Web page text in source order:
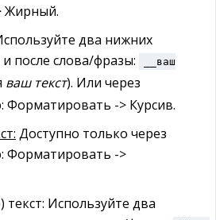
Жирный.
два нижних
после слова/фразы:
__ваш
ваш текст). Или через
Форматировать -> Курсив.
Доступно только через
Форматировать ->
Используйте два